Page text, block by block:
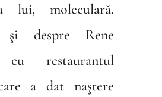
lui, moleculară.
şi despre Rene
cu restaurantul
a dat naştere